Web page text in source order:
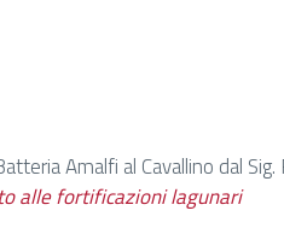
Amalfi al Cavallino dal Sig.
alle fortificazioni lagunari